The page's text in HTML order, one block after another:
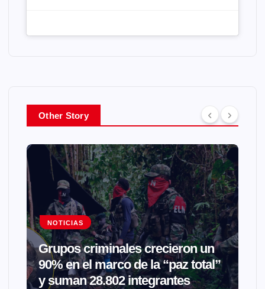
Other Story
NOTICIAS
Grupos criminales crecieron un
90% en el marco de la “paz total”
y suman 28.802 integrantes